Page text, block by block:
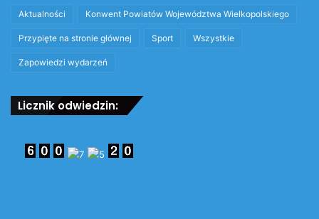
Aktualności Konwent Powiatów Województwa Wielkopolskiego
Przypięte na stronie głównej Sport Wszystkie
Zapowiedzi wydarzeń
Licznik odwiedzin: